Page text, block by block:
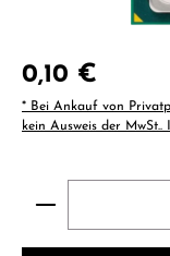
Regulärer Preis:
0,10 €
* Bei Ankauf von
kein Ausweis der
Produkt